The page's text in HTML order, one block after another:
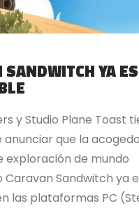
SANDWITCH YA
y Studio Plane Toast
anunciar que la
exploración de mundo
Caravan Sandwitch ya
las plataformas PC